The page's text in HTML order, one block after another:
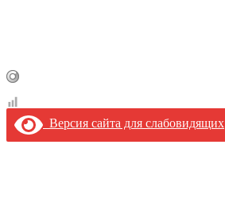
Версия сайта для слабовидящих